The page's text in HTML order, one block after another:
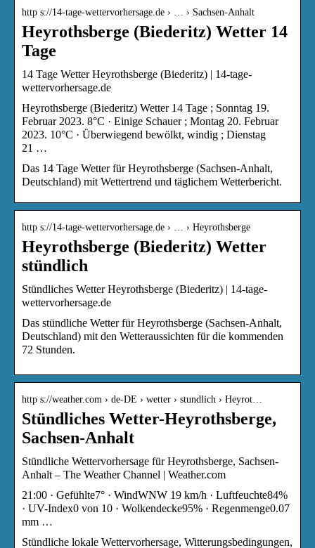
http s://14-tage-wettervorhersage.de › … › Sachsen-Anhalt
Heyrothsberge (Biederitz) Wetter 14
Tage
14 Tage Wetter Heyrothsberge (Biederitz) | 14-tage-
wettervorhersage.de
Heyrothsberge (Biederitz) Wetter 14 Tage ; Sonntag 19.
Februar 2023. 8°C · Einige Schauer ; Montag 20. Februar
2023. 10°C · Überwiegend bewölkt, windig ; Dienstag
21 …
Das 14 Tage Wetter für Heyrothsberge (Sachsen-Anhalt,
Deutschland) mit Wettertrend und täglichem Wetterbericht.
http s://14-tage-wettervorhersage.de › … › Heyrothsberge
Heyrothsberge (Biederitz) Wetter
stündlich
Stündliches Wetter Heyrothsberge (Biederitz) | 14-tage-
wettervorhersage.de
Das stündliche Wetter für Heyrothsberge (Sachsen-Anhalt,
Deutschland) mit den Wetteraussichten für die kommenden
72 Stunden.
http s://weather.com › de-DE › wetter › stundlich › Heyrot…
Stündliches Wetter-Heyrothsberge,
Sachsen-Anhalt
Stündliche Wettervorhersage für Heyrothsberge, Sachsen-
Anhalt – The Weather Channel | Weather.com
21:00 · Gefühlte7° · WindWNW 19 km/h · Luftfeuchte84%
· UV-Index0 von 10 · Wolkendecke95% · Regenmenge0.07
mm …
Stündliche lokale Wettervorhersage, Witterungsbedingungen,